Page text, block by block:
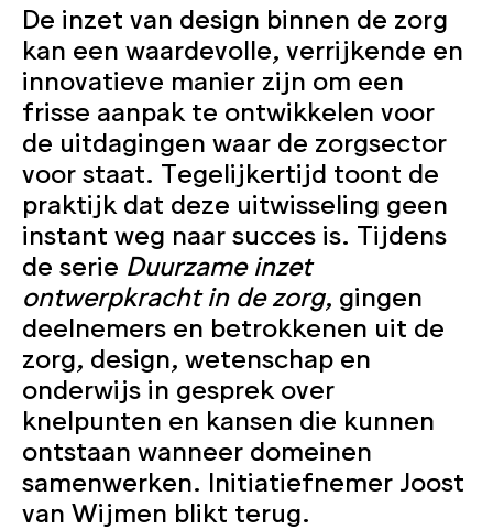
De inzet van design binnen de zorg
kan een waardevolle, verrijkende en
innovatieve manier zijn om een
frisse aanpak te ontwikkelen voor
de uitdagingen waar de zorgsector
voor staat. Tegelijkertijd toont de
praktijk dat deze uitwisseling geen
instant weg naar succes is. Tijdens
de serie Duurzame inzet
ontwerpkracht in de zorg, gingen
deelnemers en betrokkenen uit de
zorg, design, wetenschap en
onderwijs in gesprek over
knelpunten en kansen die kunnen
ontstaan wanneer domeinen
samenwerken. Initiatiefnemer Joost
van Wijmen blikt terug.